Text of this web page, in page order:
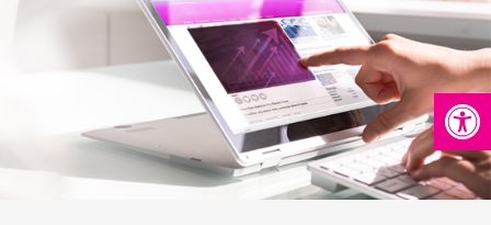
บริการทางการเงิน
ติดต่อเรา
บริการออนไลน์